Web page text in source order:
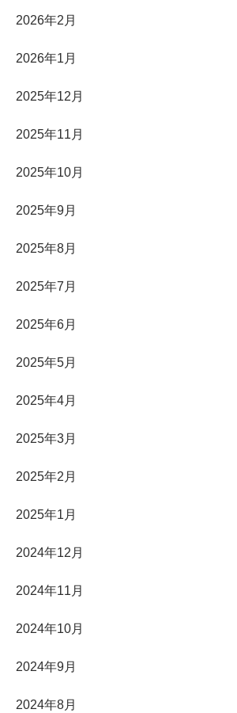
2026年2月
2026年1月
2025年12月
2025年11月
2025年10月
2025年9月
2025年8月
2025年7月
2025年6月
2025年5月
2025年4月
2025年3月
2025年2月
2025年1月
2024年12月
2024年11月
2024年10月
2024年9月
2024年8月